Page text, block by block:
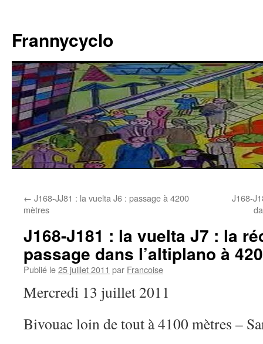
contenu
Frannycyclo
← J168-JJ81 : la vuelta J6 : passage à 4200
mètres
J168-
J168-J181 : la vuelta J7 : la
passage dans l’altiplano à
Publié le25 juillet 2011 par Francoise
Mercredi 13 juillet 2011
Bivouac loin de tout à 4100 mètres –